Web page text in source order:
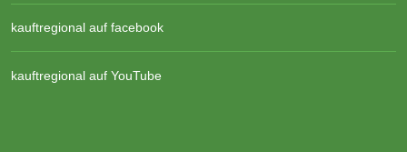
kauftregional auf facebook
kauftregional auf YouTube